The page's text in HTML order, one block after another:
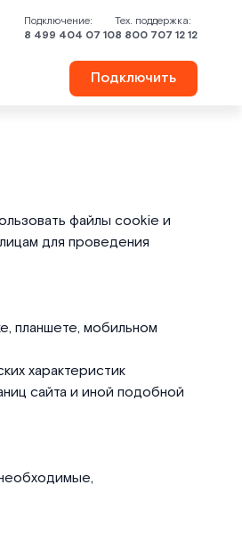
Подключение:
8 499 404 07 10
Тех. поддержка:
8 800 707 12 12
Подключить
файлы cookie и
для проведения
планшете, мобильном
характеристик
сайта и иной подобной